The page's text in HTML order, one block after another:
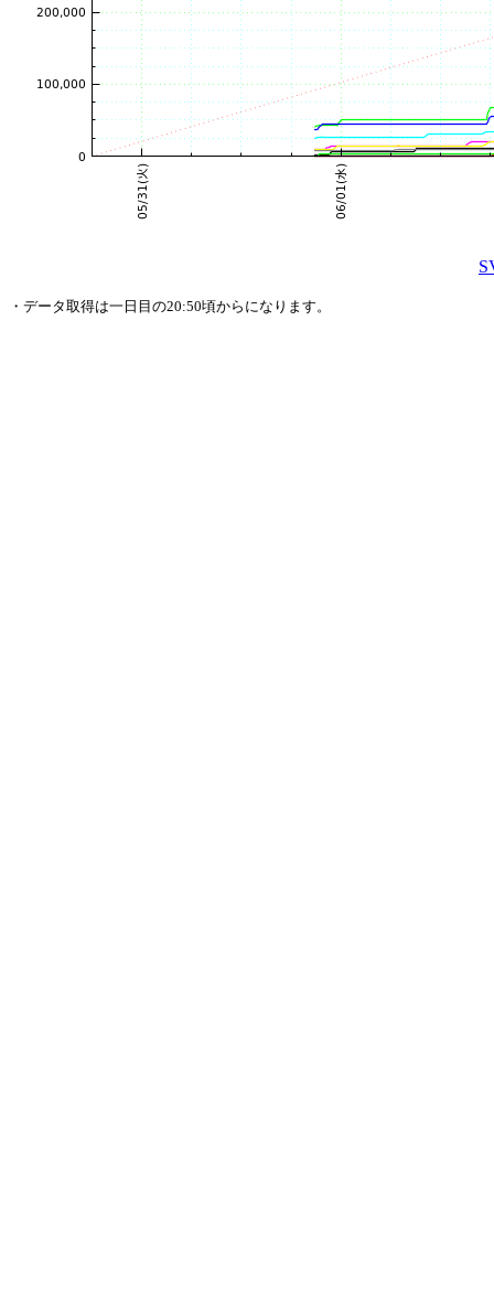
・データ取得は一日目の20:50頃からになります。